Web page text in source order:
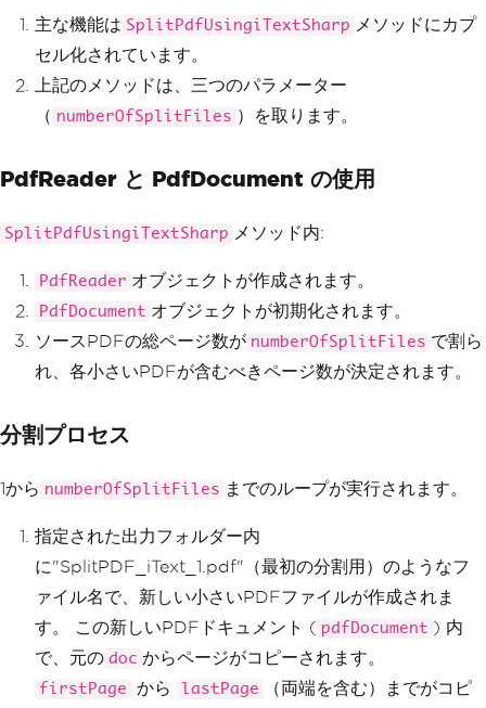
int
totalPageInOneFile
itFiles ;
int firstPage = 1;
geInOneFile;
umberOfSplitFiles; i++)
// Generate the ou
tput file path
$@"{outputFolder}\SplitPDF_iTextSharp_
{i}.pdf";
// Create a new do
cument and attach a writer for the spe
pdfDocument
// Copy pages
document
                        doc
CopyPagesT
o(firstPage , lastPage pdfDocument);
}
// Update page ran
ge values for the next iteration
                    firstPage
= lastPa
;
主な機能は SplitPdfUsingiTextSharp メソッドにカプ
セル化されています。
上記のメソッドは、三つのパラメーター
（ numberOfSplitFiles ）を取ります。
PdfReader と PdfDocument の使用
SplitPdfUsingiTextSharp メソッド内:
PdfReader オブジェクトが作成されます。
PdfDocument オブジェクトが初期化されます。
ソースPDFの総ページ数が numberOfSplitFiles で割ら
れ、各小さいPDFが含むべきページ数が決定されます。
分割プロセス
1から numberOfSplitFiles までのループが実行されます。
指定された出力フォルダー内
に"SplitPDF_iText_1.pdf"（最初の分割用）のようなフ
ァイル名で、新しい小さいPDFファイルが作成されま
す。 この新しいPDFドキュメント ( pdfDocument ) 内
で、元の doc からページがコピーされます。
firstPage から lastPage
（両端を含む）までがコピ